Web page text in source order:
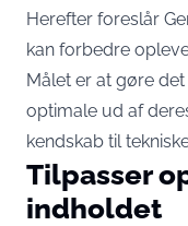
Herefter foreslår
kan forbedre
Målet er at gøre
optimale ud af
kendskab til
Tilpasser
indholdet